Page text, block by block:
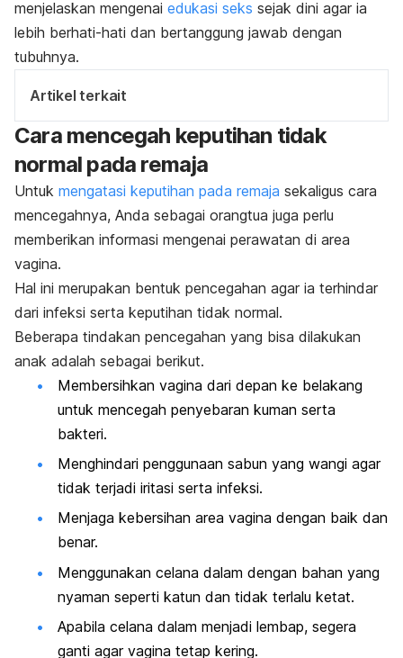
menjelaskan mengenai edukasi seks sejak dini agar ia
lebih berhati-hati dan bertanggung jawab dengan
tubuhnya.
Artikel terkait
Cara mencegah keputihan tidak
normal pada remaja
Untuk mengatasi keputihan pada remaja sekaligus cara
mencegahnya, Anda sebagai orangtua juga perlu
memberikan informasi mengenai perawatan di area
vagina.
Hal ini merupakan bentuk pencegahan agar ia terhindar
dari infeksi serta keputihan tidak normal.
Beberapa tindakan pencegahan yang bisa dilakukan
anak adalah sebagai berikut.
Membersihkan vagina dari depan ke belakang
untuk mencegah penyebaran kuman serta
bakteri.
Menghindari penggunaan sabun yang wangi agar
tidak terjadi iritasi serta infeksi.
Menjaga kebersihan area vagina dengan baik dan
benar.
Menggunakan celana dalam dengan bahan yang
nyaman seperti katun dan tidak terlalu ketat.
Apabila celana dalam menjadi lembap, segera
ganti agar vagina tetap kering.